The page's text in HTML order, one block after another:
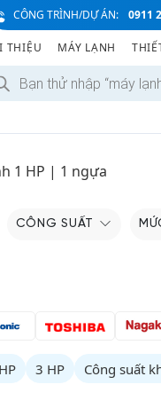
CÔNG TRÌNH/DỰ ÁN: 0911
THIỆU MÁY LẠNH
1 HP | 1 ngựa
CÔNG SUẤT
3 HP Công suất